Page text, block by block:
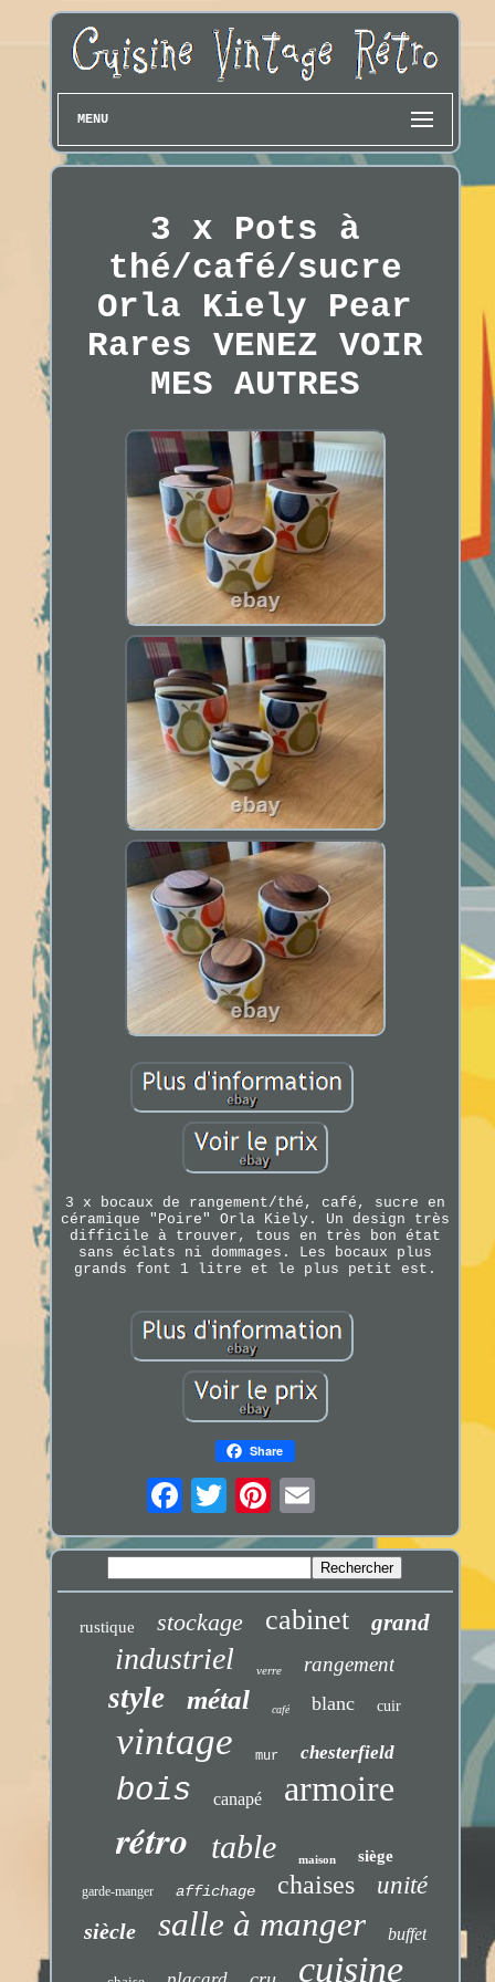
MENU
3 x Pots à
thé/café/sucre
Orla Kiely Pear
Rares VENEZ VOIR
MES AUTRES
3 x bocaux de rangement/thé, café, sucre en
céramique "Poire" Orla Kiely. Un design très
difficile à trouver, tous en très bon état
sans éclats ni dommages. Les bocaux plus
grands font 1 litre et le plus petit est.
Share
rustique stockage cabinet grand
industriel verre rangement
style métal café blanc cuir
vintage mur chesterfield
bois canapé armoire
rétro table maison siège
garde-manger affichage chaises unité
siècle salle à manger buffet
cuisine